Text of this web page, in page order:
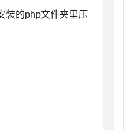
装的php文件夹里压